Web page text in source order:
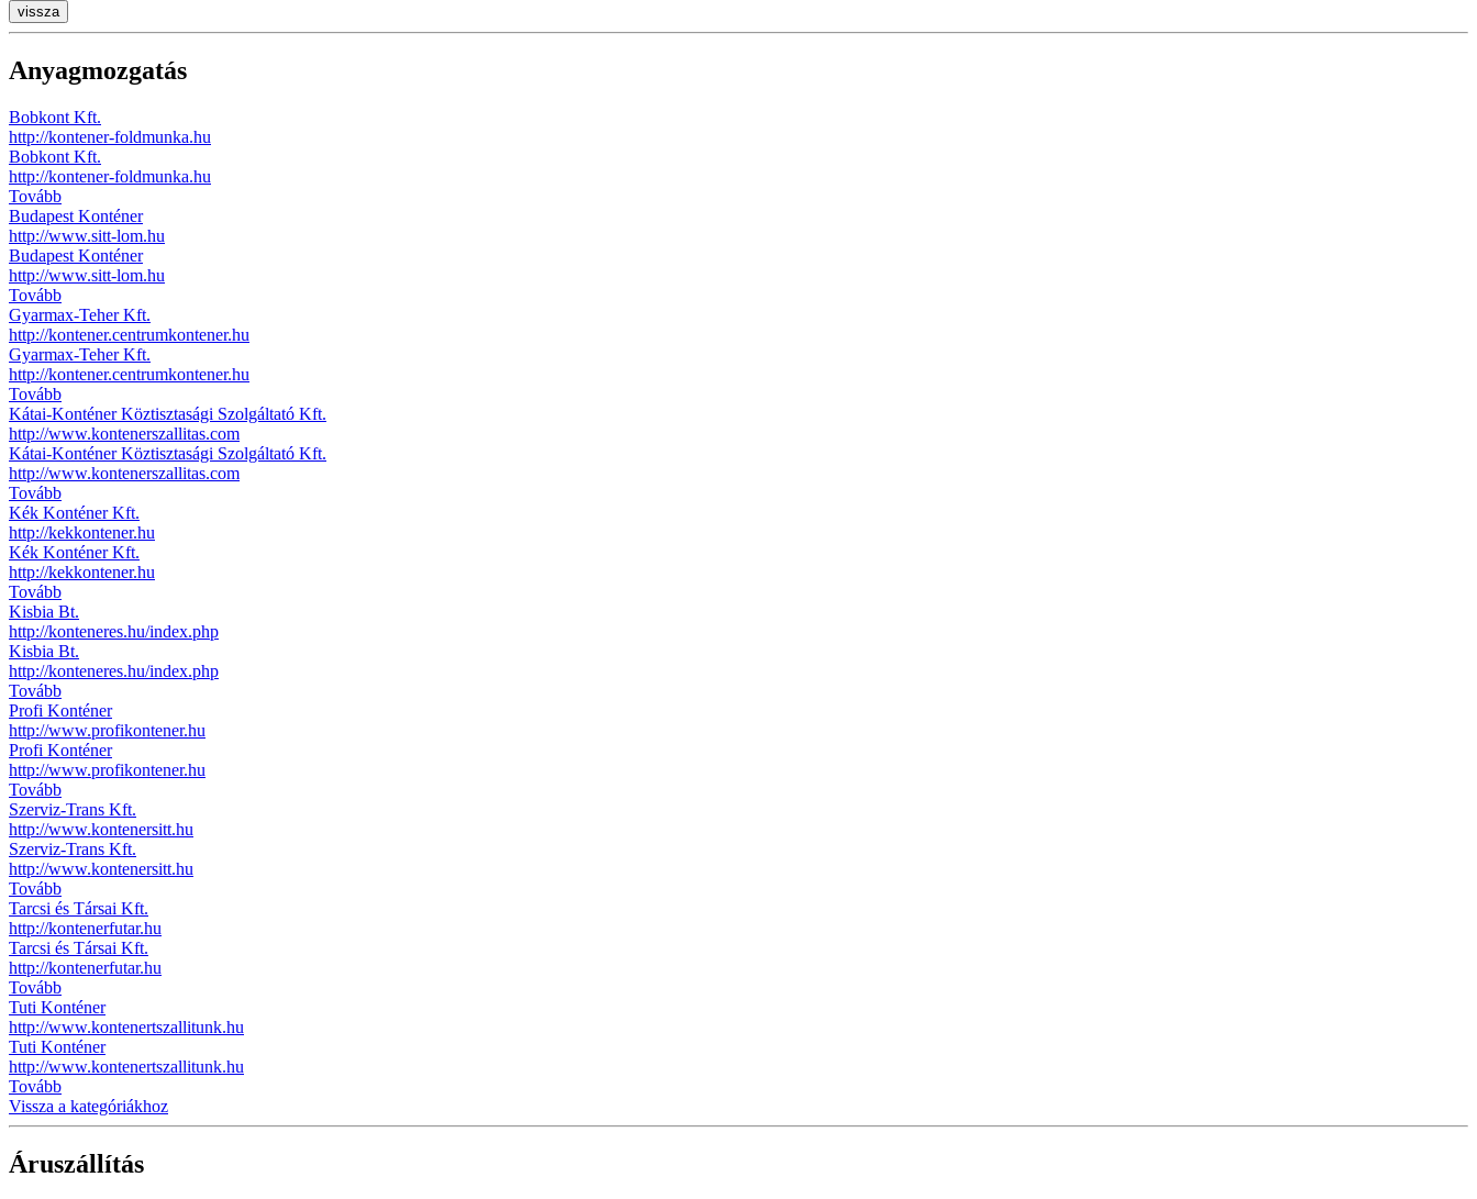
vissza
Anyagmozgatás
Bobkont Kft.
http://kontener-foldmunka.hu
Bobkont Kft.
http://kontener-foldmunka.hu
Tovább
Budapest Konténer
http://www.sitt-lom.hu
Budapest Konténer
http://www.sitt-lom.hu
Tovább
Gyarmax-Teher Kft.
http://kontener.centrumkontener.hu
Gyarmax-Teher Kft.
http://kontener.centrumkontener.hu
Tovább
Kátai-Konténer Köztisztasági Szolgáltató Kft.
http://www.kontenerszallitas.com
Kátai-Konténer Köztisztasági Szolgáltató Kft.
http://www.kontenerszallitas.com
Tovább
Kék Konténer Kft.
http://kekkontener.hu
Kék Konténer Kft.
http://kekkontener.hu
Tovább
Kisbia Bt.
http://konteneres.hu/index.php
Kisbia Bt.
http://konteneres.hu/index.php
Tovább
Profi Konténer
http://www.profikontener.hu
Profi Konténer
http://www.profikontener.hu
Tovább
Szerviz-Trans Kft.
http://www.kontenersitt.hu
Szerviz-Trans Kft.
http://www.kontenersitt.hu
Tovább
Tarcsi és Társai Kft.
http://kontenerfutar.hu
Tarcsi és Társai Kft.
http://kontenerfutar.hu
Tovább
Tuti Konténer
http://www.kontenertszallitunk.hu
Tuti Konténer
http://www.kontenertszallitunk.hu
Tovább
Vissza a kategóriákhoz
Áruszállítás